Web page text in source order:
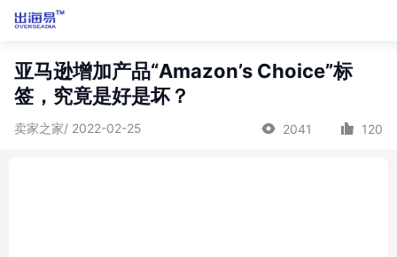
亚马逊增加产品“Amazon’s Choice”标
签，究竟是好是坏？
卖家之家/ 2022-02-25 2041 120